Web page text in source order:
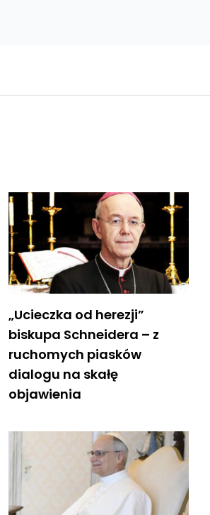
„Ucieczka od herezji”
biskupa Schneidera – z
ruchomych piasków
dialogu na skałę
objawienia